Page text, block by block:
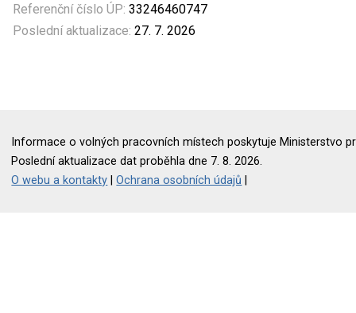
Referenční číslo ÚP: 33246460747
Poslední aktualizace: 27. 7. 2026
Informace o volných pracovních místech poskytuje Ministerstvo
Poslední aktualizace dat proběhla dne 7. 8. 2026.
O webu a kontakty |Ochrana osobních údajů